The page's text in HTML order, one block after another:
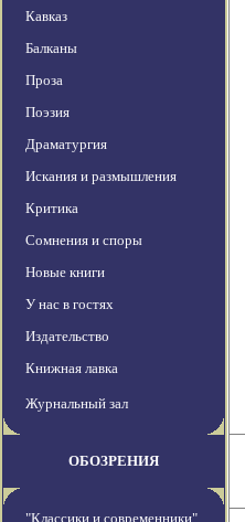
Кавказ
Балканы
Проза
Поэзия
Драматургия
Искания и размышления
Критика
Сомнения и споры
Новые книги
У нас в гостях
Издательство
Книжная лавка
Журнальный зал
ОБОЗРЕНИЯ
"Классики и современники"